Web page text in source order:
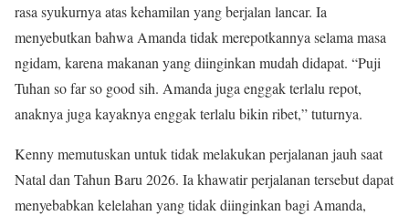
rasa syukurnya atas kehamilan yang berjalan lancar. Ia
menyebutkan bahwa Amanda tidak merepotkannya selama masa
ngidam, karena makanan yang diinginkan mudah didapat. “Puji
Tuhan so far so good sih. Amanda juga enggak terlalu repot,
anaknya juga kayaknya enggak terlalu bikin ribet,” tuturnya.
Kenny memutuskan untuk tidak melakukan perjalanan jauh saat
Natal dan Tahun Baru 2026. Ia khawatir perjalanan tersebut dapat
menyebabkan kelelahan yang tidak diinginkan bagi Amanda,